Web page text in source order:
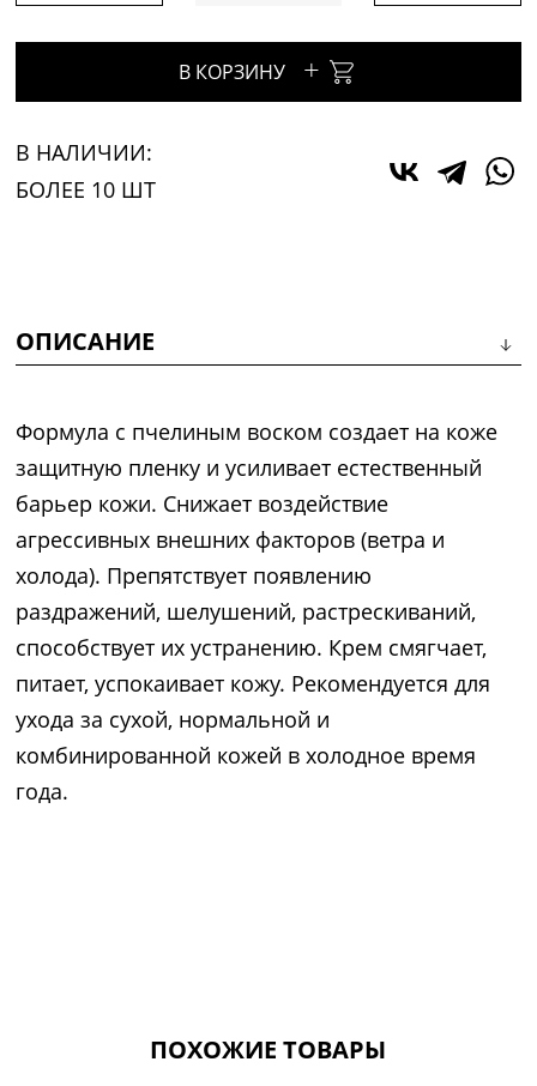
В КОРЗИНУ +
В НАЛИЧИИ:
БОЛЕЕ 10 ШТ
ОПИСАНИЕ
Формула с пчелиным воском создает на коже
защитную пленку и усиливает естественный
барьер кожи. Снижает воздействие
агрессивных внешних факторов (ветра и
холода). Препятствует появлению
раздражений, шелушений, растрескиваний,
способствует их устранению. Крем смягчает,
питает, успокаивает кожу. Рекомендуется для
ухода за сухой, нормальной и
комбинированной кожей в холодное время
года.
ПОХОЖИЕ ТОВАРЫ